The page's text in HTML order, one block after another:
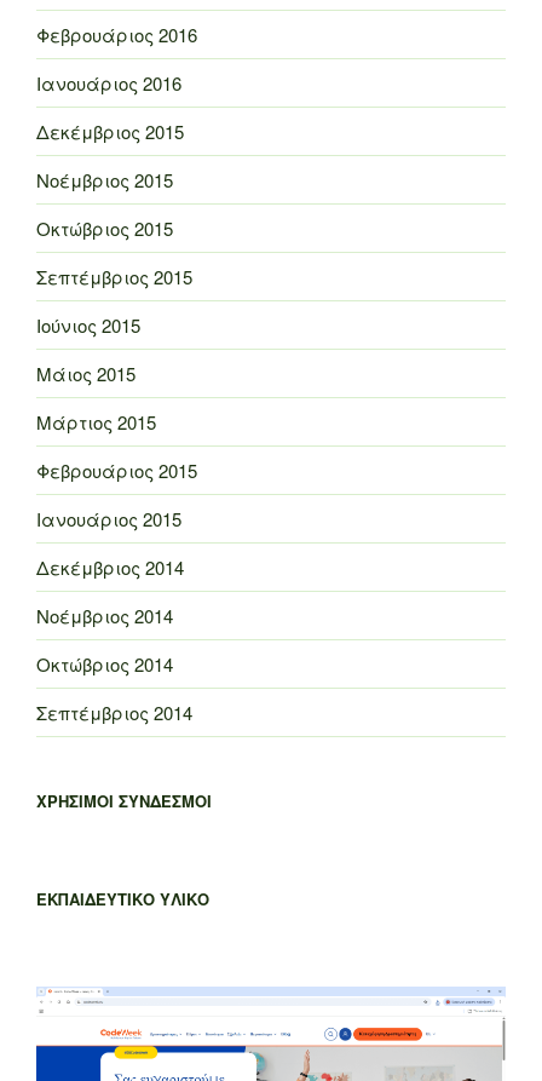
Φεβρουάριος 2016
Ιανουάριος 2016
Δεκέμβριος 2015
Νοέμβριος 2015
Οκτώβριος 2015
Σεπτέμβριος 2015
Ιούνιος 2015
Μάιος 2015
Μάρτιος 2015
Φεβρουάριος 2015
Ιανουάριος 2015
Δεκέμβριος 2014
Νοέμβριος 2014
Οκτώβριος 2014
Σεπτέμβριος 2014
ΧΡΗΣΙΜΟΙ ΣΥΝΔΕΣΜΟΙ
ΕΚΠΑΙΔΕΥΤΙΚΟ ΥΛΙΚΟ